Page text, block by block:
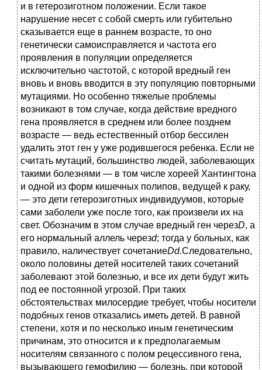
и в гетерозиготном положении. Если такое
нарушение несет с собой смерть или губительно
сказывается еще в раннем возрасте, то оно
генетически самоисправляется и частота его
проявления в популяции определяется
исключительно частотой, с которой вредный ген
вновь и вновь вводится в эту популяцию повторными
мутациями. Но особенно тяжелые проблемы
возникают в том случае, когда действие вредного
гена проявляется в среднем или более позднем
возрасте — ведь естественный отбор бессилен
удалить этот ген у уже родившегося ребенка. Если не
считать мутаций, большинство людей, заболевающих
такими болезнями — в том числе хореей Хантингтона
и одной из форм кишечных полипов, ведущей к раку,
— это дети гетерозиготных индивидуумов, которые
сами заболели уже после того, как произвели их на
свет. Обозначим в этом случае вредный ген черезD, а
его нормальный аллель черезd; тогда у больных, как
правило, наличествует сочетаниеDd.Следовательно,
около половины детей носителей таких сочетаний
заболевают этой болезнью, и все их дети будут жить
под ее постоянной угрозой. При таких
обстоятельствах милосердие требует, чтобы носители
подобных генов отказались иметь детей. В равной
степени, хотя и по несколько иным генетическим
причинам, это относится и к предполагаемым
носителям связанного с полом рецессивного гена,
вызывающего гемофилию — болезнь, при которой